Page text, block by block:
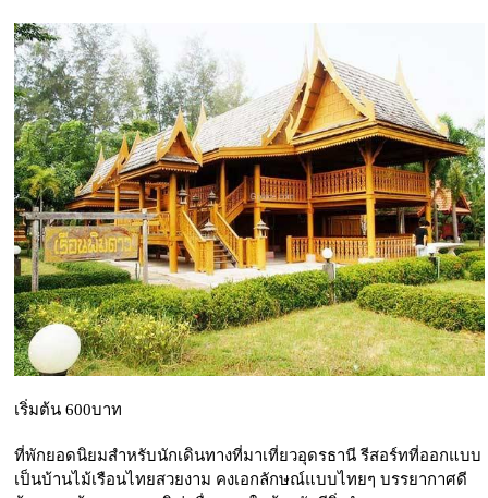
เริ่มต้น 600บาท
ที่พักยอดนิยมสำหรับนักเดินทางที่มาเที่ยวอุดรธานี รีสอร์ทที่ออกแบบ
เป็นบ้านไม้เรือนไทยสวยงาม คงเอกลักษณ์แบบไทยๆ บรรยากาศดี